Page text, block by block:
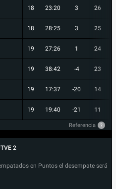
18 23:20 3 26
18 28:25 3 25
19 27:26 1 24
19 38:42 -4 23
19 17:37 -20 14
19 19:40 -21 11
Referencia ?
2
en Puntos el desempate será